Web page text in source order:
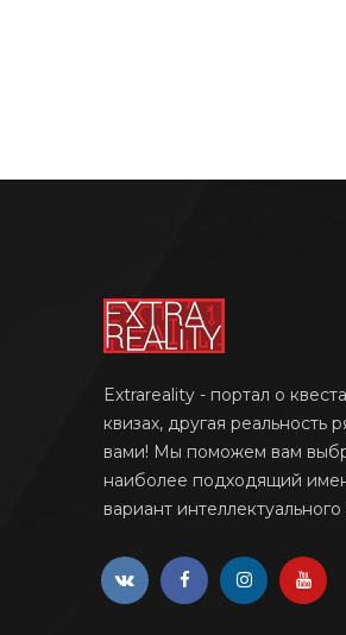
Extrareality - портал о
квизах, другая реальность
вами! Мы поможем вам
наиболее подходящий
вариант интеллектуального